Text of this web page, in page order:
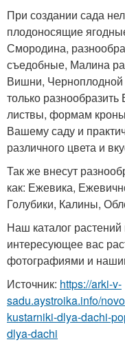
При создании сада
плодоносящие
Смородина,
съедобные, Малина
Вишни,
только
листвы, формам кроны
Вашему саду и
различного цвета и
Так же внесут
как: Ежевика,
Голубики, Калины,
Наш каталог
интересующее вас
фотографиями и
Источник: https://arki-v-
sadu.aystroika.info/
kustarniki-dlya-dachi-
dlya-dachi